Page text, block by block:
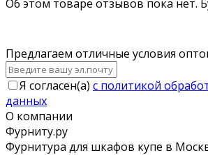
Об этом товаре отзывов пока нет.
Предлагаем отличные условия
Я согласен(a) с политикой
данных
О компании
Фурниту.ру
Фурнитура для шкафов купе в